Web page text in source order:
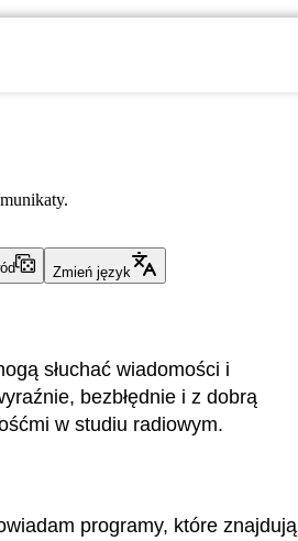
Zmień język
słuchać wiadomości i
bezbłędnie i z dobrą
w studiu radiowym.
programy, które znajdują